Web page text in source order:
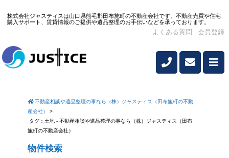
株式会社ジャスティスは山口県熊毛郡田布施町の不動産会社です。不動産売買や住宅
購入サポート、賃貸情報のご提供や遺品整理のお手伝いなどを承っております。
よくある質問 会員登録
不動産相談や遺品整理の事なら（株）ジャスティス（田布施町の不動
産会社）
>
タグ：土地 - 不動産相談や遺品整理の事なら（株）ジャスティス（田布
施町の不動産会社）
物件検索